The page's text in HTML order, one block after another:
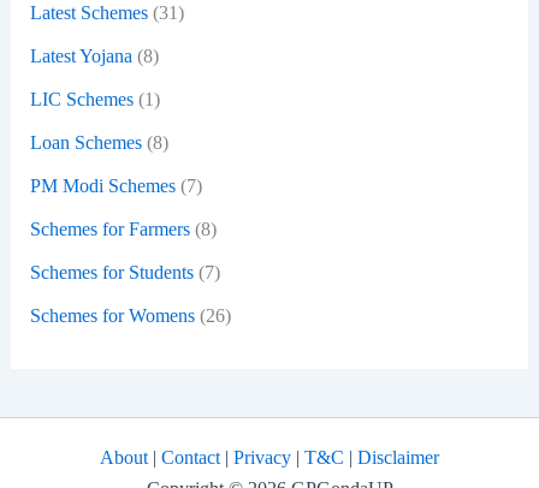
Latest Schemes(31)
Latest Yojana (8)
LIC Schemes(1)
Loan Schemes(8)
PM Modi Schemes(7)
Schemes for Farmers(8)
Schemes for Students(7)
Schemes for Womens(26)
About | Contact | Privacy | T&C | Disclaimer